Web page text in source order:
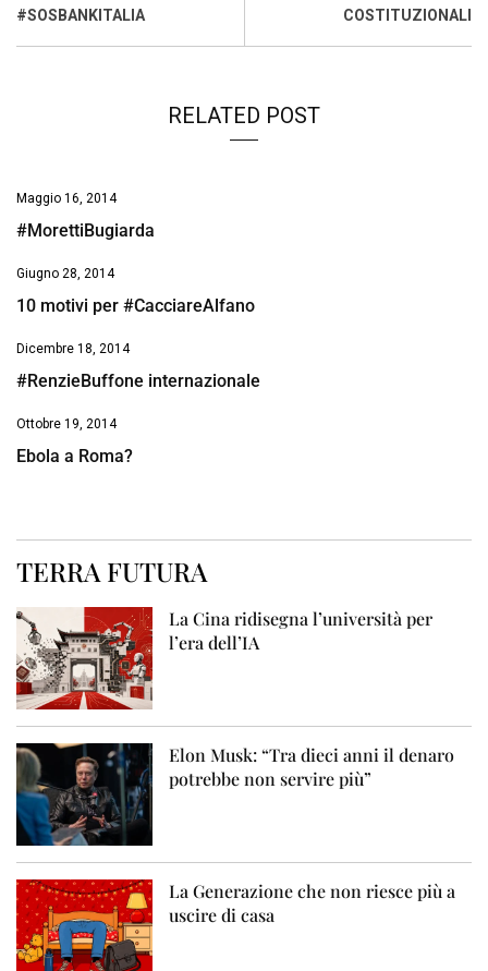
k
p
#SOSBANKITALIA
COSTITUZIONALI
RELATED POST
Maggio 16, 2014
#MorettiBugiarda
Giugno 28, 2014
10 motivi per #CacciareAlfano
Dicembre 18, 2014
#RenzieBuffone internazionale
Ottobre 19, 2014
Ebola a Roma?
TERRA FUTURA
La Cina ridisegna l’università per
l’era dell’IA
Elon Musk: “Tra dieci anni il denaro
potrebbe non servire più”
La Generazione che non riesce più a
uscire di casa